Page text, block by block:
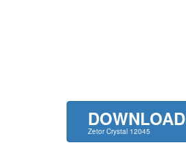
DOWNLOAD
Zetor Crystal 12045